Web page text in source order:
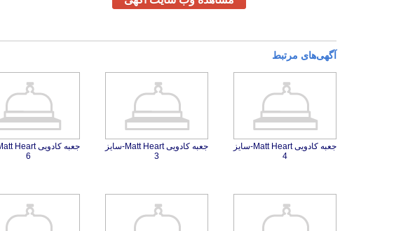
آگهی‌های مرتبط
جعبه کادویی Matt Heart-سایز
4
جعبه کادویی Matt Heart-سایز
3
6